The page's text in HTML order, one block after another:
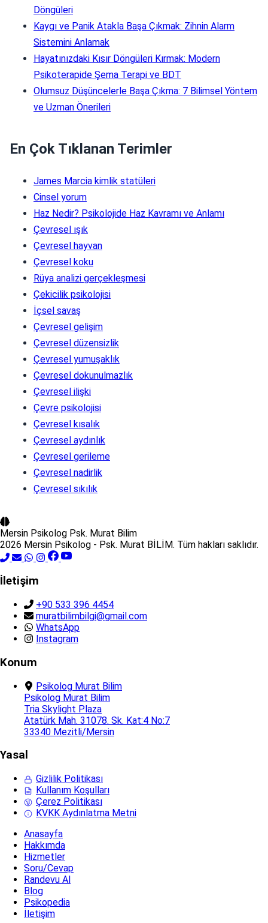
Döngüleri
Kaygı ve Panik Atakla Başa Çıkmak: Zihnin Alarm
Sistemini Anlamak
Hayatınızdaki Kısır Döngüleri Kırmak: Modern
Psikoterapide Şema Terapi ve BDT
Olumsuz Düşüncelerle Başa Çıkma: 7 Bilimsel Yöntem
ve Uzman Önerileri
En Çok Tıklanan Terimler
James Marcia kimlik statüleri
Cinsel yorum
Haz Nedir? Psikolojide Haz Kavramı ve Anlamı
Çevresel ışık
Çevresel hayvan
Çevresel koku
Rüya analizi gerçekleşmesi
Çekicilik psikolojisi
İçsel savaş
Çevresel gelişim
Çevresel düzensizlik
Çevresel yumuşaklık
Çevresel dokunulmazlık
Çevresel ilişki
Çevre psikolojisi
Çevresel kısalık
Çevresel aydınlık
Çevresel gerileme
Çevresel nadirlik
Çevresel sıkılık
Mersin Psikolog Psk. Murat Bilim
2026 Mersin Psikolog - Psk. Murat BİLİM. Tüm hakları saklıdır.
İletişim
+90 533 396 4454
muratbilimbilgi@gmail.com
WhatsApp
Instagram
Konum
Psikolog Murat Bilim
Psikolog Murat Bilim
Tria Skylight Plaza
Atatürk Mah. 31078. Sk. Kat:4 No:7
33340 Mezitli/Mersin
Yasal
Gizlilik Politikası
Kullanım Koşulları
Çerez Politikası
KVKK Aydınlatma Metni
Anasayfa
Hakkımda
Hizmetler
Soru/Cevap
Randevu Al
Blog
Psikopedia
İletişim